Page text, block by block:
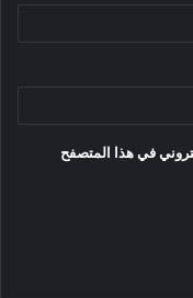
في هذا المتصفح